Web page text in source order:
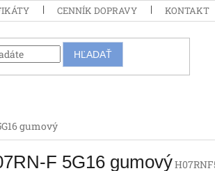
CENNÍK DOPRAVY KONTAKT
HĽADAŤ
gumový
F 5G16 gumový